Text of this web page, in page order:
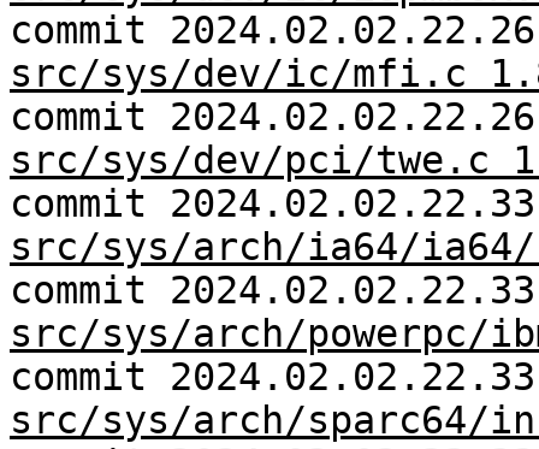
commit
src/sys/dev/ic/mfi.c
commit
src/sys/dev/pci/twe.c
commit
src/sys/arch/ia64/
commit
src/sys/arch/powerpc/
commit
src/sys/arch/sparc64/